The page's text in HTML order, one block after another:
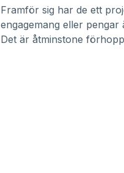
Framför sig har de ett
engagemang eller
Det är åtminstone